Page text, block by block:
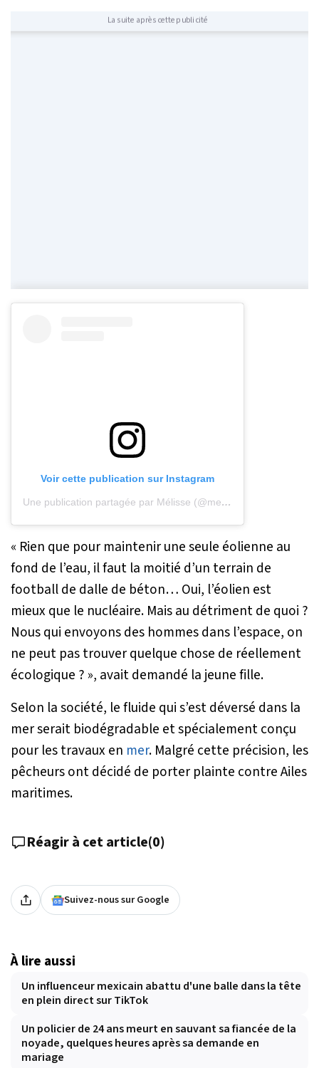
La suite après cette publicité
Voir cette publication sur Instagram
Une publication partagée par Mélisse (@melisse_lt_)
« Rien que pour maintenir une seule éolienne au
fond de l’eau, il faut la moitié d’un terrain de
football de dalle de béton… Oui, l’éolien est
mieux que le nucléaire. Mais au détriment de quoi ?
Nous qui envoyons des hommes dans l’espace, on
ne peut pas trouver quelque chose de réellement
écologique ? », avait demandé la jeune fille.
Selon la société, le fluide qui s’est déversé dans la
mer serait biodégradable et spécialement conçu
pour les travaux en mer. Malgré cette précision, les
pêcheurs ont décidé de porter plainte contre Ailes
maritimes.
Réagir à cet article(0)
Suivez-nous sur Google
À lire aussi
Un influenceur mexicain abattu d'une balle dans la tête
en plein direct sur TikTok
Un policier de 24 ans meurt en sauvant sa fiancée de la
noyade, quelques heures après sa demande en
mariage